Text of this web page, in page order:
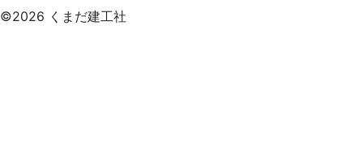
©2026 くまだ建工社